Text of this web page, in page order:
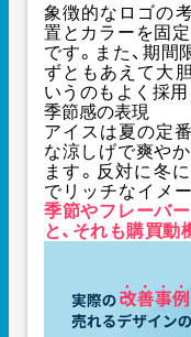
象徴的なロゴの
置とカラーを固
です。また、期間
ずともあえて大
いうのもよく採用
季節感の表現
アイスは夏の定
な涼しげで爽や
ます。反対に冬
でリッチなイメ
季節やフレーバ
と、それも購買動